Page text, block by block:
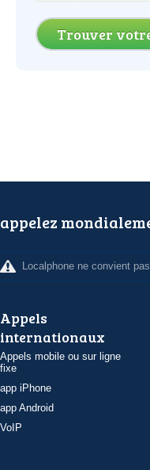
Trouver
appelez
Localphone ne convient
Appels
internationaux
Appels mobile ou sur ligne
fixe
app iPhone
app Android
VoIP